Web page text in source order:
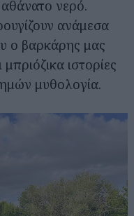
νερό.
ανάμεσα
ο βαρκάρης μας
ιστορίες
μυθολογία.